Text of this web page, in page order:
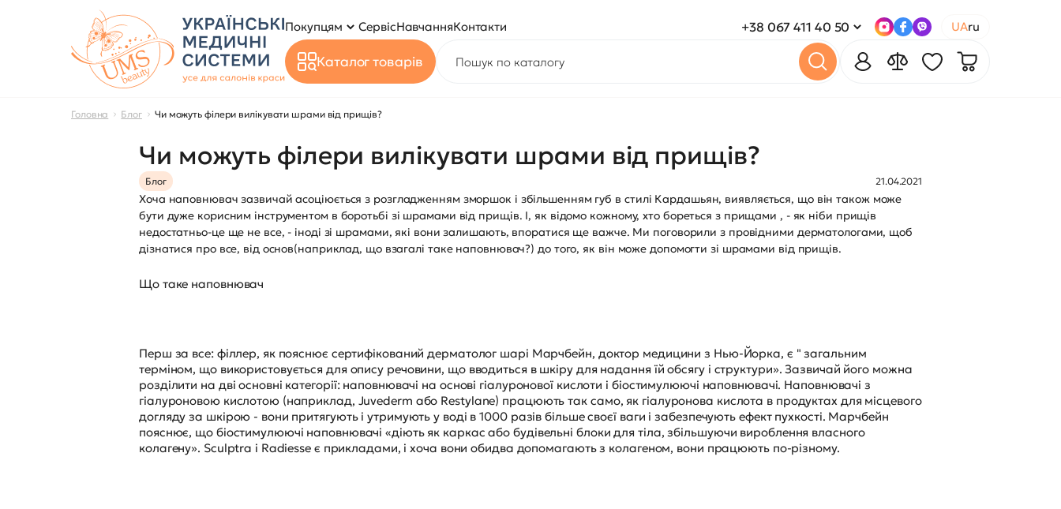
Покупцям СервісНавчанняКонтакти +38 067 411 40 50 UAru
Каталог товарів
Головна Блог Чи можуть філери вилікувати шрами від прищів?
Чи можуть філери вилікувати шрами від прищів?
Блог 21.04.2021
Хоча наповнювач зазвичай асоціюється з розгладженням зморшок і збільшенням губ в стилі Кардашьян, виявляється, що він також може
бути дуже корисним інструментом в боротьбі зі шрамами від прищів. І, як відомо кожному, хто бореться з прищами , - як ніби прищів
недостатньо-це ще не все, - іноді зі шрамами, які вони залишають, впоратися ще важче. Ми поговорили з провідними дерматологами, щоб
дізнатися про все, від основ(наприклад, що взагалі таке наповнювач?) до того, як він може допомогти зі шрамами від прищів.
Що таке наповнювач
Перш за все: філлер, як пояснює сертифікований дерматолог шарі Марчбейн, доктор медицини з Нью-Йорка, є " загальним
терміном, що використовується для опису речовини, що вводиться в шкіру для надання їй обсягу і структури». Зазвичай його можна
розділити на дві основні категорії: наповнювачі на основі гіалуронової кислоти і біостимулюючі наповнювачі. Наповнювачі з
гіалуроновою кислотою (наприклад, Juvederm або Restylane) працюють так само, як гіалуронова кислота в продуктах для місцевого
догляду за шкірою - вони притягують і утримують у воді в 1000 разів більше своєї ваги і забезпечують ефект пухкості. Марчбейн
пояснює, що біостимулюючі наповнювачі «діють як каркас або будівельні блоки для тіла, збільшуючи вироблення власного
колагену». Sculptra і Radiesse є прикладами, і хоча вони обидва допомагають з колагеном, вони працюють по-різному.